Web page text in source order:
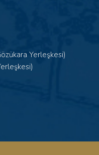
Yerleşkesi)